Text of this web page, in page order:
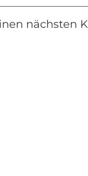
nächsten